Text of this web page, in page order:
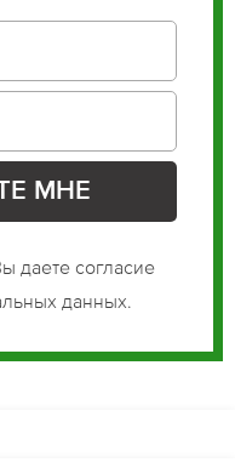
даете согласие
данных.